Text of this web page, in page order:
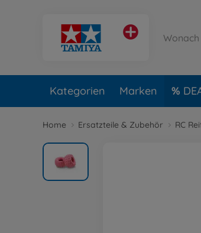
Kategorien Marken
Home Ersatzteile & Zubehör RC